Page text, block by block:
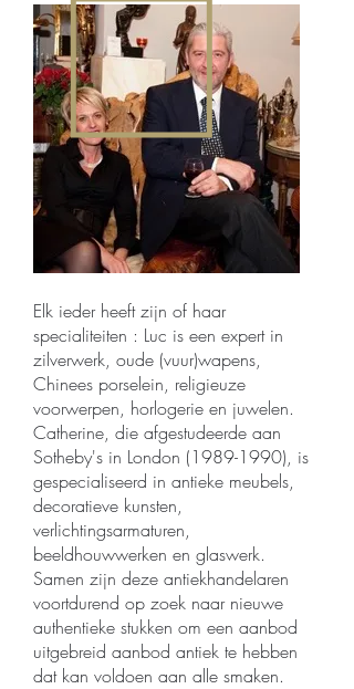
Elk ieder heeft zijn of haar
specialiteiten : Luc is een expert in
zilverwerk, oude (vuur)wapens,
Chinees porselein, religieuze
voorwerpen, horlogerie en juwelen.
Catherine, die afgestudeerde aan
Sotheby's in London (1989-1990), is
gespecialiseerd in antieke meubels,
decoratieve kunsten,
verlichtingsarmaturen,
beeldhouwwerken en glaswerk.
Samen zijn deze antiekhandelaren
voortdurend op zoek naar nieuwe
authentieke stukken om een aanbod
uitgebreid aanbod antiek te hebben
dat kan voldoen aan alle smaken.